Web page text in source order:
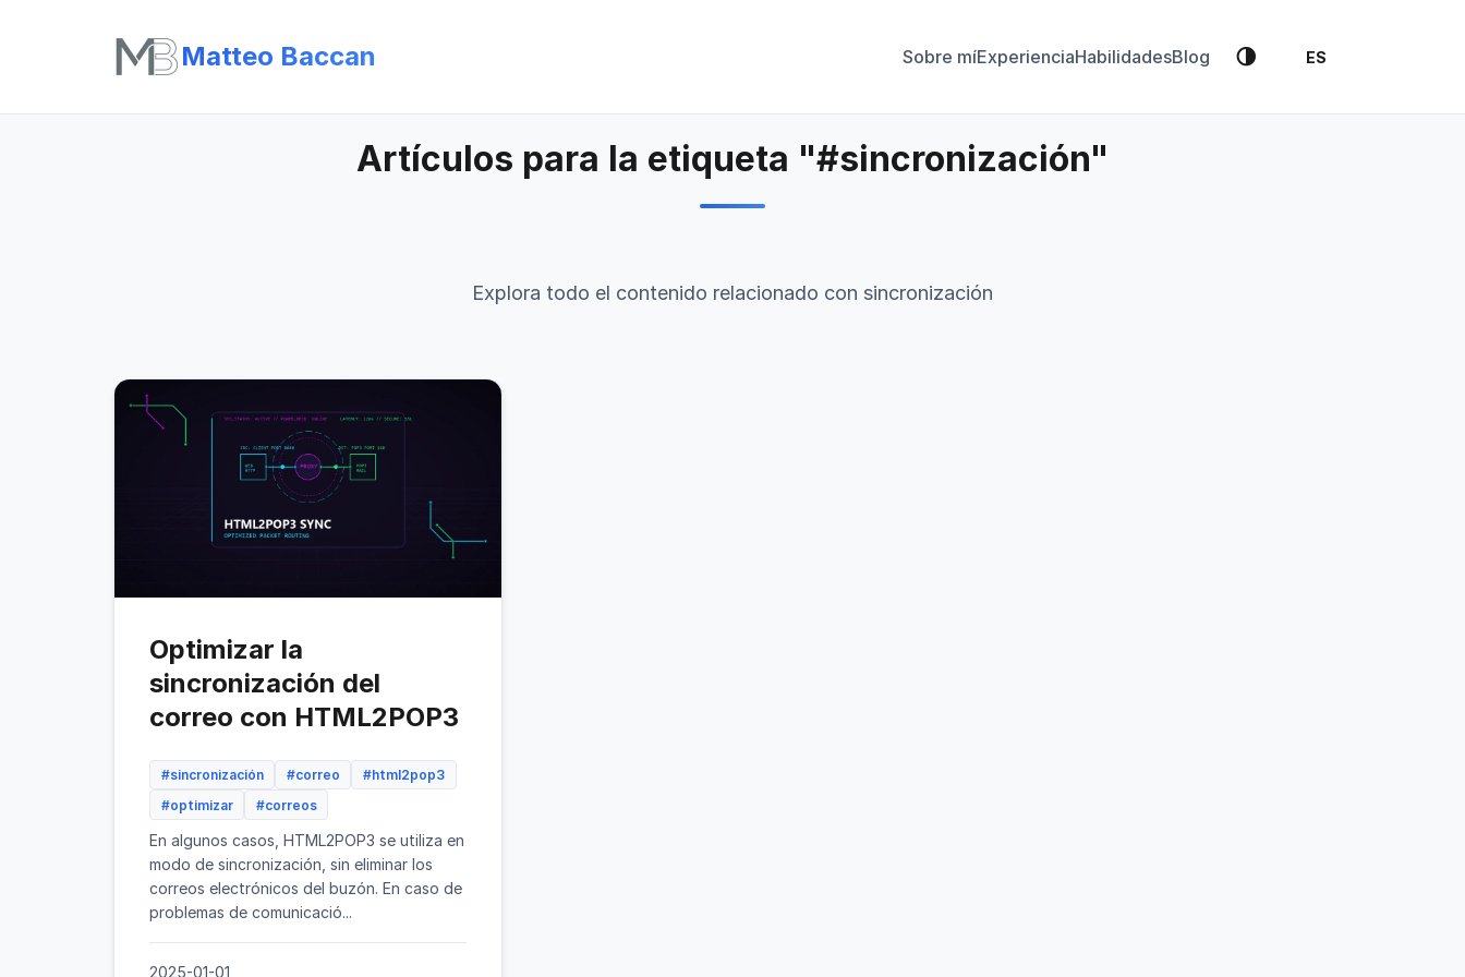
Matteo Baccan Sobre míExperienciaHabilidadesBlog 🌗 ES
Artículos para la etiqueta "#sincronización"
Explora todo el contenido relacionado con sincronización
Optimizar la
sincronización del
correo con HTML2POP3
#sincronización #correo
#html2pop3
#optimizar
#correos
En algunos casos, HTML2POP3 se utiliza en
modo de sincronización, sin eliminar los
correos electrónicos del buzón. En caso de
problemas de comunicació...
2025-01-01